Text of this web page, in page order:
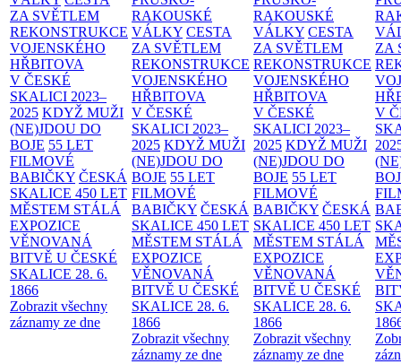
ZA SVĚTLEM
REKONSTRUKCE
VOJENSKÉHO
HŘBITOVA
V ČESKÉ
SKALICI 2023–
2025 KDYŽ MUŽI
(NE)JDOU DO
BOJE 55 LET
FILMOVÉ
BABIČKY ČESKÁ
SKALICE 450 LET
MĚSTEM STÁLÁ
EXPOZICE
VĚNOVANÁ
BITVĚ U ČESKÉ
SKALICE 28. 6.
1866
Zobrazit všechny
záznamy ze dne
RAKOUSKÉ
VÁLKY CESTA
ZA SVĚTLEM
REKONSTRUKCE
VOJENSKÉHO
HŘBITOVA
V ČESKÉ
SKALICI 2023–
2025 KDYŽ MUŽI
(NE)JDOU DO
BOJE 55 LET
FILMOVÉ
BABIČKY ČESKÁ
SKALICE 450 LET
MĚSTEM STÁLÁ
EXPOZICE
VĚNOVANÁ
BITVĚ U ČESKÉ
SKALICE 28. 6.
1866
Zobrazit všechny
záznamy ze dne
RAKOUSKÉ
VÁLKY CESTA
ZA SVĚTLEM
REKONSTRUKCE
VOJENSKÉHO
HŘBITOVA
V ČESKÉ
SKALICI 2023–
2025 KDYŽ MUŽI
(NE)JDOU DO
BOJE 55 LET
FILMOVÉ
BABIČKY ČESKÁ
SKALICE 450 LET
MĚSTEM STÁLÁ
EXPOZICE
VĚNOVANÁ
BITVĚ U ČESKÉ
SKALICE 28. 6.
1866
Zobrazit všechny
záznamy ze dne
ZA
V